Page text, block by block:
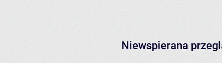
Niewspierana